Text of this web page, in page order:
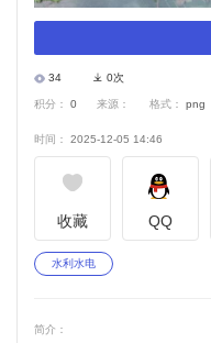
34 0次
积分： 0 来源： 格式： png
时间： 2025-12-05 14:46
收藏 QQ
水利水电
简介：